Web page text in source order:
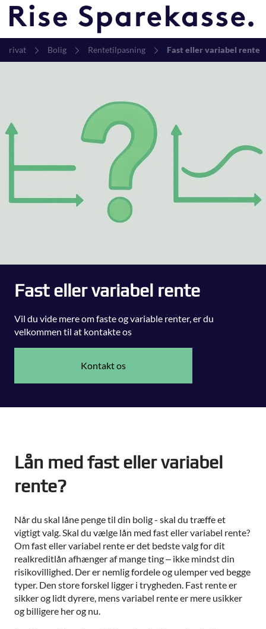
Privat Bolig Rentetilpasning Fast eller variabel rente
Fast eller variabel rente
Vil du vide mere om faste og variable renter, er du
velkommen til at kontakte os
Kontakt os
Lån med fast eller variabel
rente?
Når du skal låne penge til din bolig - skal du træffe et
vigtigt valg. Skal du vælge lån med fast eller variabel rente?
Om fast eller variabel rente er det bedste valg for dit
realkreditlån afhænger af mange ting – ikke mindst din
risikovillighed. Der er nemlig fordele og ulemper ved begge
typer. Den store forskel ligger i trygheden. Fast rente er
sikker og lidt dyrere, mens variabel rente er mere usikker
og billigere her og nu.